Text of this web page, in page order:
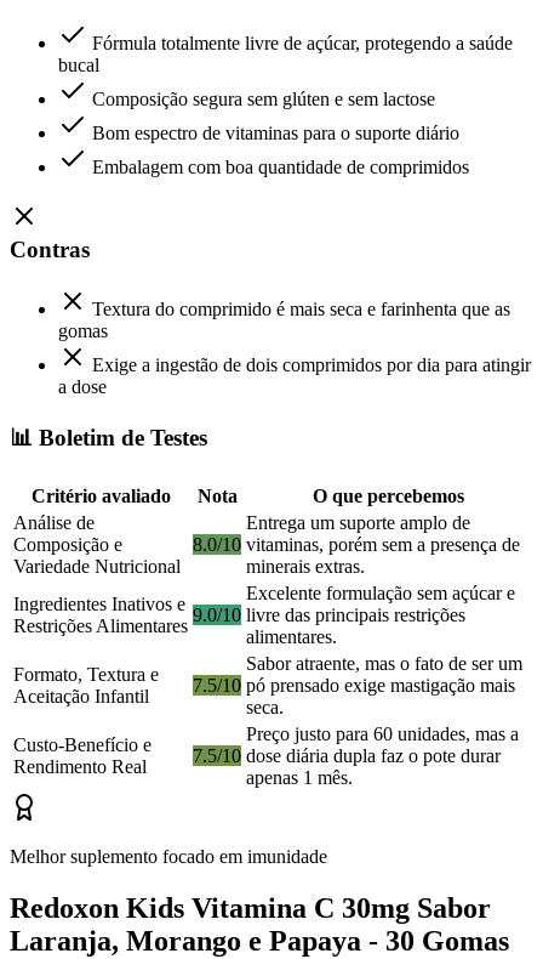
Fórmula totalmente livre de açúcar, protegendo a saúde
bucal
Composição segura sem glúten e sem lactose
Bom espectro de vitaminas para o suporte diário
Embalagem com boa quantidade de comprimidos
Contras
Textura do comprimido é mais seca e farinhenta que as
gomas
Exige a ingestão de dois comprimidos por dia para atingir
a dose
📊 Boletim de Testes
Critério avaliado Nota
O que percebemos
Análise de
Composição e
Variedade Nutricional
8.0/10
Entrega um suporte amplo de
vitaminas, porém sem a presença de
minerais extras.
Ingredientes Inativos e
Restrições Alimentares
9.0/10
Excelente formulação sem açúcar e
livre das principais restrições
alimentares.
Formato, Textura e
Aceitação Infantil
7.5/10
Sabor atraente, mas o fato de ser um
pó prensado exige mastigação mais
seca.
Custo-Benefício e
Rendimento Real
7.5/10
Preço justo para 60 unidades, mas a
dose diária dupla faz o pote durar
apenas 1 mês.
Melhor suplemento focado em imunidade
Redoxon Kids Vitamina C 30mg Sabor
Laranja, Morango e Papaya - 30 Gomas